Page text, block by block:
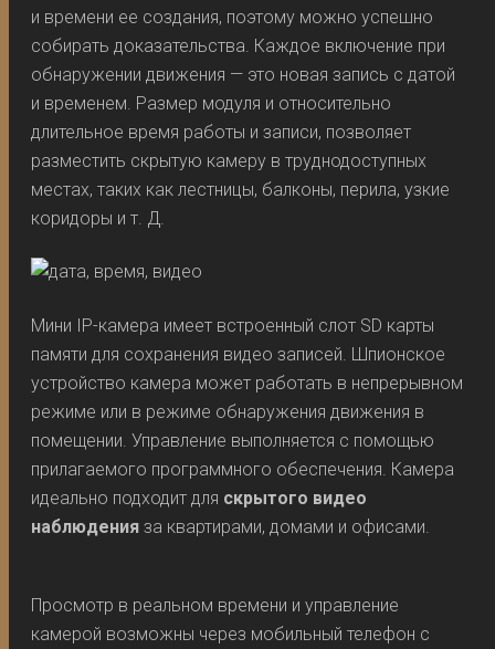
и времени ее создания, поэтому можно успешно
собирать доказательства. Каждое включение при
обнаружении движения — это новая запись с датой
и временем. Размер модуля и относительно
длительное время работы и записи, позволяет
разместить скрытую камеру в труднодоступных
местах, таких как лестницы, балконы, перила, узкие
коридоры и т. Д.
Мини IP-камера имеет встроенный слот SD карты
памяти для сохранения видео записей. Шпионское
устройство камера может работать в непрерывном
режиме или в режиме обнаружения движения в
помещении. Управление выполняется с помощью
прилагаемого программного обеспечения. Камера
идеально подходит для скрытого видео
наблюдения за квартирами, домами и офисами.
Просмотр в реальном времени и управление
камерой возможны через мобильный телефон с